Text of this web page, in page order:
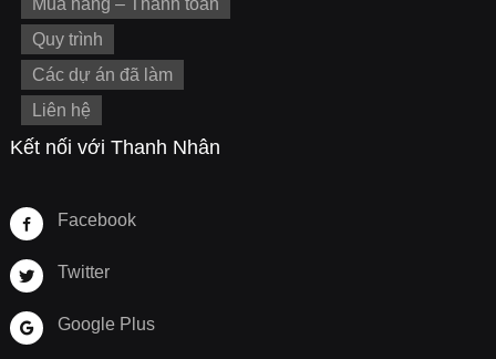
Mua hàng – Thanh toán
Quy trình
Các dự án đã làm
Liên hệ
Kết nối với Thanh Nhân
Facebook
Twitter
Google Plus